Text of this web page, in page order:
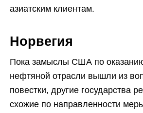
азиатским клиентам.
Норвегия
Пока замыслы США по
нефтяной отрасли вышли из
повестки, другие государства
схожие по направленности